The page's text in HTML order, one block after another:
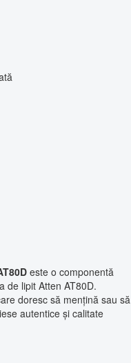
este o componentă
de lipit Atten AT80D.
doresc să mențină sau să
autentice și calitate